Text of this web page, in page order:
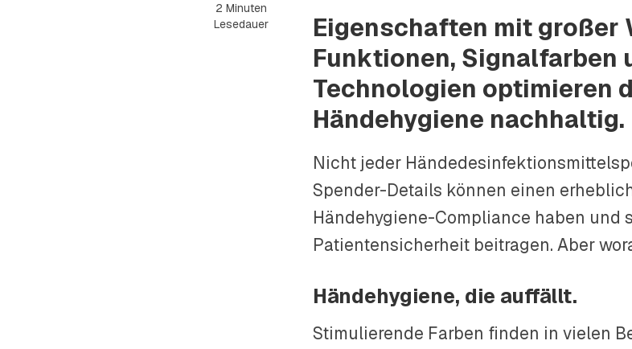
2 Minuten
Lesedauer
Eigenschaften mit großer
Funktionen, Signalfarben
Technologien optimieren
Händehygiene nachhaltig.
Nicht jeder
Spender-Details können einen
Händehygiene-Compliance haben und
Patientensicherheit beitragen. Aber
Händehygiene, die auffällt.
Stimulierende Farben finden in vielen